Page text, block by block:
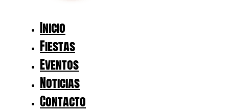
Inicio
Fiestas
Eventos
Noticias
Contacto